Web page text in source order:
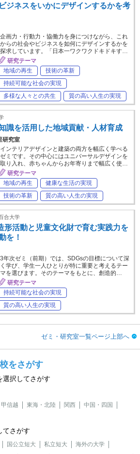
ジネスをいかにデザインするかを考
企画力・行動力・協働力を身につけながら、これ
からの社会やビジネスを如何にデザインするかを
探求しています。「日本一ワクワクドキドキす…
研究テーマ
地域の再生
技術の革新
持続可能な社会の実現
多様な人々との共生
質の高い人生の実現
識を活用した地域貢献・人材育成
研究室
インテリアデザインと建築の両方を幅広く学べる
ゼミです。その中心にはユニバーサルデザインを
取り入れ、赤ちゃんからお年寄りまで幅広く使…
研究テーマ
地域の再生
健康な生活の実現
技術の革新
質の高い人生の実現
合大学
形活動と児童文化財で育む実践力を
を！
3年次ゼミ（前期）では、SDGsの目標について深
く学び、学生一人ひとりが特に重要と考えるテー
マを選びます。そのテーマをもとに、創造的…
研究テーマ
持続可能な社会の実現
質の高い人生の実現
ゼミ・研究室一覧ページ上部へ
をさがす
選択してさがす
信越 東海・北陸 関西
中国・四国
てさがす
国公立短大 私立短大
海外の大学